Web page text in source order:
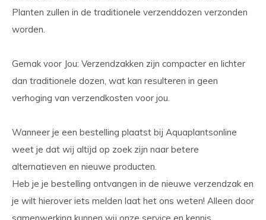
Planten zullen in de traditionele verzenddozen verzonden
worden.
Gemak voor Jou: Verzendzakken zijn compacter en lichter
dan traditionele dozen, wat kan resulteren in geen
verhoging van verzendkosten voor jou.
Wanneer je een bestelling plaatst bij Aquaplantsonline
weet je dat wij altijd op zoek zijn naar betere
alternatieven en nieuwe producten.
Heb je je bestelling ontvangen in de nieuwe verzendzak en
je wilt hierover iets melden laat het ons weten! Alleen door